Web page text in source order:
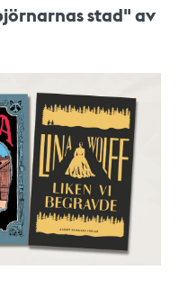
stad" av